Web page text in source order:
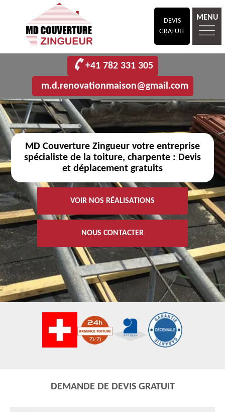
DEVIS
GRATUIT
MENU
+41 782 331 305
m.d.renovationmaison@gmail.com
MD Couverture Zingueur votre entreprise
spécialiste de la toiture, charpente : Devis
et déplacement gratuits
VOIR NOS RÉALISATIONS
NOUS CONTACTER
DEMANDE DE DEVIS GRATUIT